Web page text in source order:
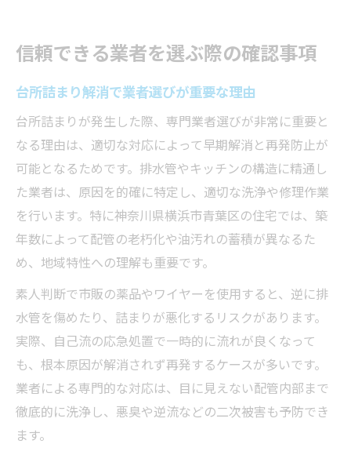
信頼できる業者を選ぶ際の確認事項
台所詰まり解消で業者選びが重要な理由
台所詰まりが発生した際、専門業者選びが非常に重要と
なる理由は、適切な対応によって早期解消と再発防止が
可能となるためです。排水管やキッチンの構造に精通し
た業者は、原因を的確に特定し、適切な洗浄や修理作業
を行います。特に神奈川県横浜市青葉区の住宅では、築
年数によって配管の老朽化や油汚れの蓄積が異なるた
め、地域特性への理解も重要です。
素人判断で市販の薬品やワイヤーを使用すると、逆に排
水管を傷めたり、詰まりが悪化するリスクがあります。
実際、自己流の応急処置で一時的に流れが良くなって
も、根本原因が解消されず再発するケースが多いです。
業者による専門的な対応は、目に見えない配管内部まで
徹底的に洗浄し、悪臭や逆流などの二次被害も予防でき
ます。